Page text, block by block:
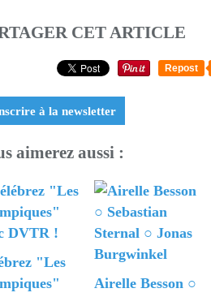
CET ARTICLE
Repost
à la newsletter
aimerez aussi :
"Les
Airelle Besson ○